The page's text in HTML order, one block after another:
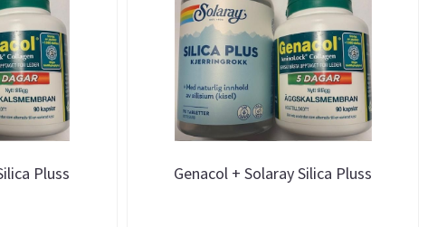
Pluss Genacol + Solaray Silica Pluss